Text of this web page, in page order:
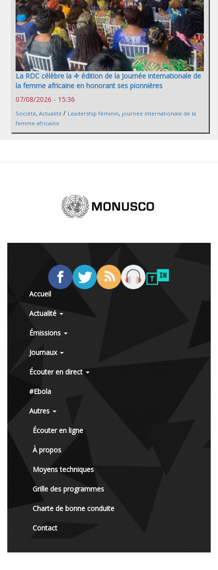
La RDC célèbre la 4ᵉ édition de la Journée internationale de
la femme africaine en honorant ses pionnières
07/08/2026 - 15:36
Société, Actualité / Leadership féminin, journée internationale de la
femme africaine
Accueil
Actualité
Émissions
Journaux
Écouter en direct
#Ebola
Autres
Écouter en ligne
À propos
Moyens techniques
Grille des programmes
Charte de bonne conduite
Contact